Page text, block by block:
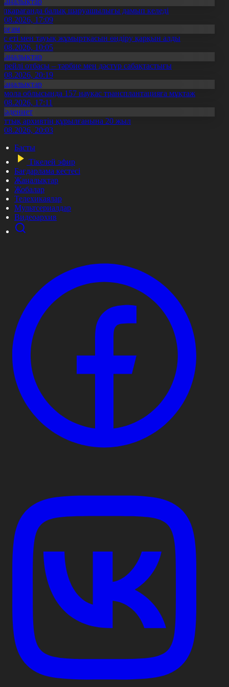
балық шаруашылығы дамып келеді
17:09
еті мен тауық жұмыртқасын өндіру қарқын алды
10:05
отбасы – тәрбие мен дәстүр сабақтастығы
20:19
облысында 157 науқас трансплантацияға мұқтаж
17:11
архивтің құрылғанына 20 жыл
20:03
Басты
Тікелей эфир
Бағдарлама кестесі
Жаңалықтар
Жобалар
Телехикаялар
Мультсериалдар
Видеоархив